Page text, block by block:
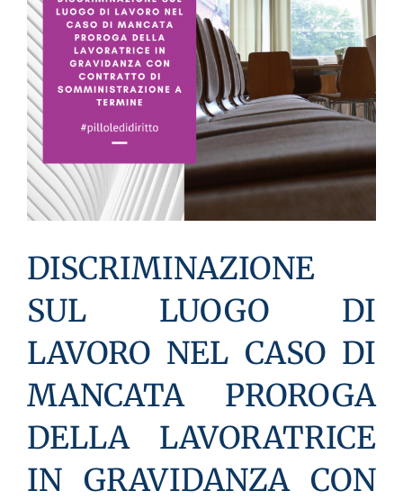
DISCRIMINAZIONE
SUL LUOGO DI
LAVORO NEL CASO DI
MANCATA PROROGA
DELLA LAVORATRICE
IN GRAVIDANZA CON